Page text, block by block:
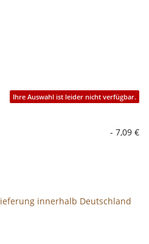
Ihre Auswahl ist leider nicht verfügbar.
- 7,09 €
innerhalb Deutschland